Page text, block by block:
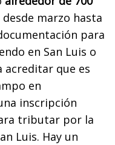
desde marzo hasta
para
en San Luis o
que es
en
inscripción
tributar por la
Luis. Hay un